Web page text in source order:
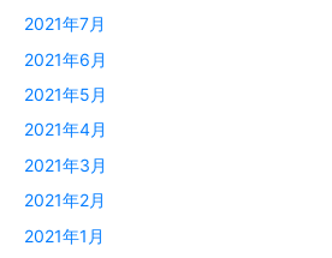
2021年7月
2021年6月
2021年5月
2021年4月
2021年3月
2021年2月
2021年1月